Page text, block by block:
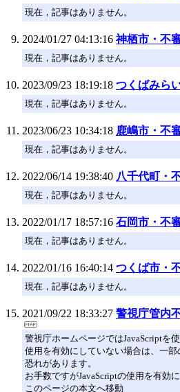
現在，記事はありません。
2024/01/27 04:13:16 神栖市・不
現在，記事はありません。
2023/09/23 18:19:18 つくばみら
現在，記事はありません。
2023/06/23 10:34:18 鹿嶋市・不
現在，記事はありません。
2022/06/14 19:38:40 八千代町・
現在，記事はありません。
2022/01/17 18:57:16 石岡市・不
現在，記事はありません。
2022/01/16 16:40:14 つくば市・
現在，記事はありません。
2021/09/22 18:33:27 警視庁管内
警視庁ホームページではJavaScriptを
使用を有効にしていない場合は、一
恐れがあります。
お手数ですがJavaScriptの使用を有効
このページの本文へ移動